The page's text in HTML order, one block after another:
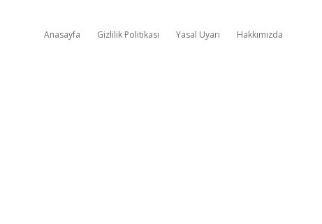
Anasayfa Gizlilik Politikası Yasal Uyarı Hakkımızda